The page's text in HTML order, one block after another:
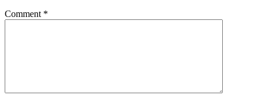
Comment *